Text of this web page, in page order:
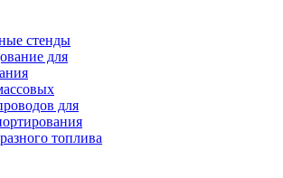
стенды
для
для
топлива